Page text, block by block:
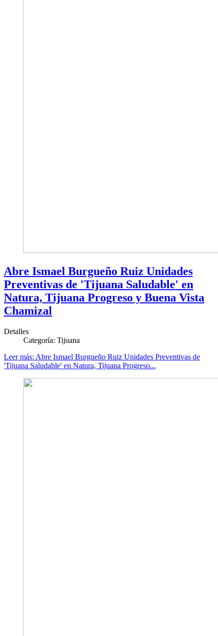
Abre Ismael Burgueño Ruiz Unidades
Preventivas de 'Tijuana Saludable' en
Natura, Tijuana Progreso y Buena Vista
Chamizal
Detalles
Categoría: Tijuana
Leer más: Abre Ismael Burgueño Ruiz Unidades Preventivas de
'Tijuana Saludable' en Natura, Tijuana Progreso...